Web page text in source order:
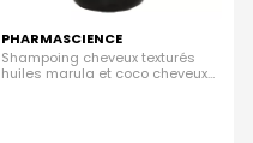
PHARMASCIENCE
Shampoing cheveux texturés
huiles marula et coco cheveux